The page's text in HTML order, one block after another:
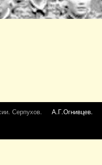
Серпухов. А.Г.Огнивцев.